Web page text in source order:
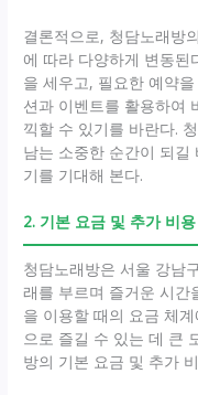
결론적으로, 청담노래방
에 따라 다양하게 변동된
을 세우고, 필요한 예약
션과 이벤트를 활용하여
끽할 수 있기를 바란다.
남는 소중한 순간이 되길
기를 기대해 본다.
2. 기본 요금 및 추가 비
청담노래방은 서울 강남
래를 부르며 즐거운 시간
을 이용할 때의 요금 체
으로 즐길 수 있는 데 큰
방의 기본 요금 및 추가